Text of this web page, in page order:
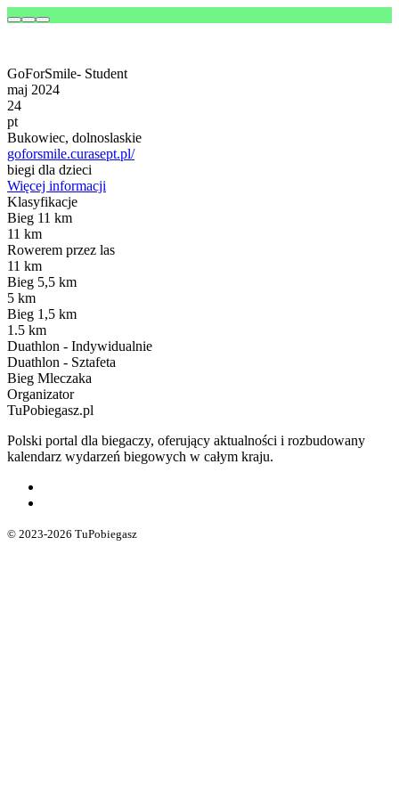
GoForSmile- Student
maj 2024
24
pt
Bukowiec, dolnoslaskie
goforsmile.curasept.pl/
biegi dla dzieci
Więcej informacji
Klasyfikacje
Bieg 11 km
11 km
Rowerem przez las
11 km
Bieg 5,5 km
5 km
Bieg 1,5 km
1.5 km
Duathlon - Indywidualnie
Duathlon - Sztafeta
Bieg Mleczaka
Organizator
TuPobiegasz.pl
Polski portal dla biegaczy, oferujący aktualności i rozbudowany
kalendarz wydarzeń biegowych w całym kraju.
© 2023-2026 TuPobiegasz